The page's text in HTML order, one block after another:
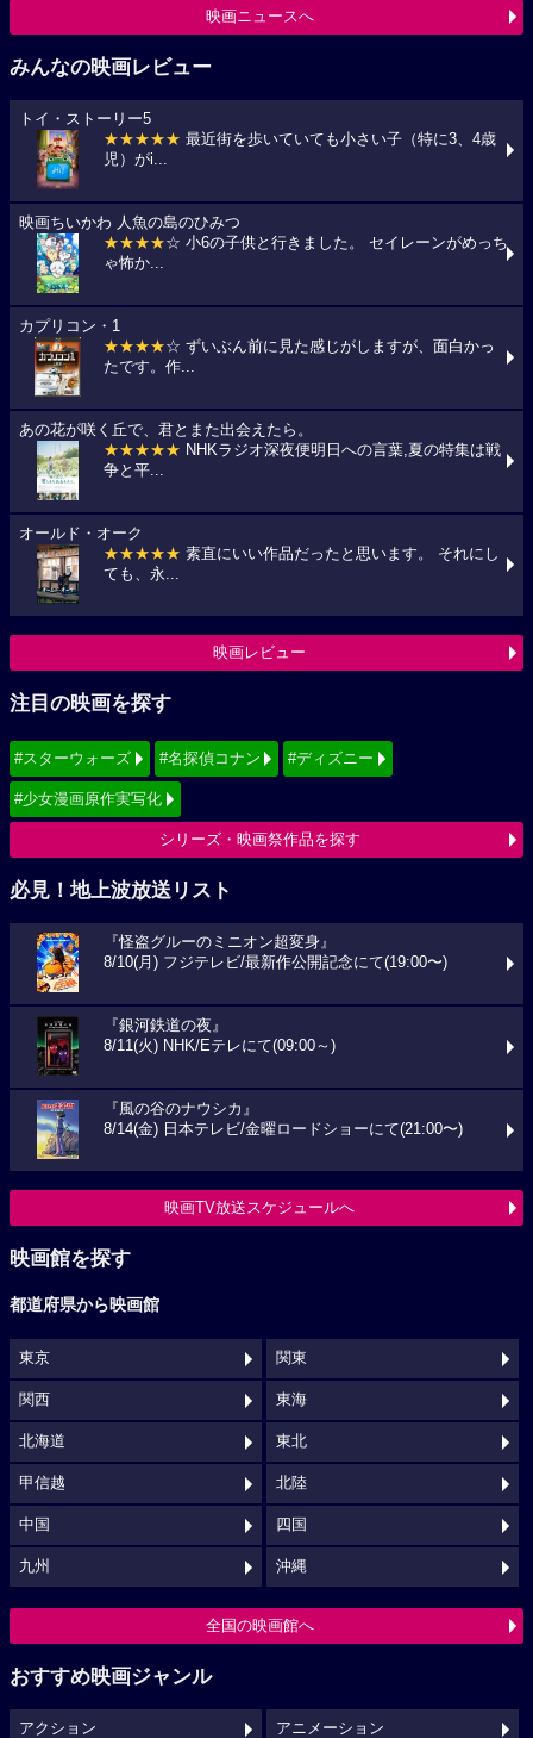
映画ニュースへ
みんなの映画レビュー
トイ・ストーリー5
★★★★★ 最近街を歩いていても小さい子（特に3、4歳
児）がi...
映画ちいかわ 人魚の島のひみつ
★★★★☆ 小6の子供と行きました。 セイレーンがめっち
ゃ怖か...
カプリコン・1
★★★★☆ ずいぶん前に見た感じがしますが、面白かっ
たです。作...
あの花が咲く丘で、君とまた出会えたら。
★★★★★ NHKラジオ深夜便明日への言葉,夏の特集は戦
争と平...
オールド・オーク
★★★★★ 素直にいい作品だったと思います。 それにし
ても、永...
映画レビュー
注目の映画を探す
#スターウォーズ #名探偵コナン #ディズニー
#少女漫画原作実写化
シリーズ・映画祭作品を探す
必見！地上波放送リスト
『怪盗グルーのミニオン超変身』
8/10(月) フジテレビ/最新作公開記念にて(19:00〜)
『銀河鉄道の夜』
8/11(火) NHK/Eテレにて(09:00～)
『風の谷のナウシカ』
8/14(金) 日本テレビ/金曜ロードショーにて(21:00〜)
映画TV放送スケジュールへ
映画館を探す
都道府県から映画館
東京 関東
関西 東海
北海道 東北
甲信越 北陸
中国 四国
九州 沖縄
全国の映画館へ
おすすめ映画ジャンル
アクション アニメーション